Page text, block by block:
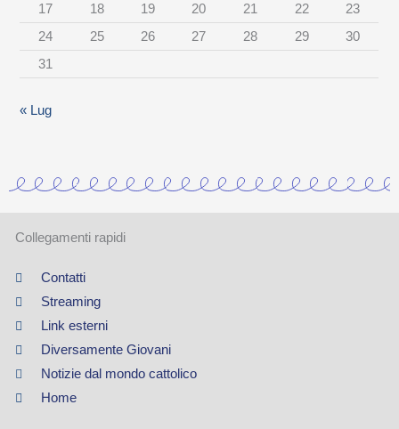
i
17
18 19 20 21 22
23
24
25 26 27 28 29
30
31
« Lug
Collegamenti rapidi
Contatti
Streaming
Link esterni
Diversamente Giovani
Notizie dal mondo cattolico
Home